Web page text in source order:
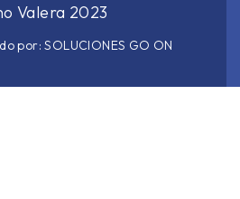
Valera 2023
por:SOLUCIONES GO ON